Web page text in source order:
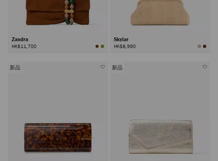
Zandra
HK$11,700
Skylar
HK$8,990
新品 新品